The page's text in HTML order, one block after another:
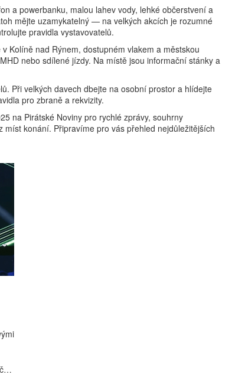
a powerbanku, malou lahev vody, lehké občerstvení a
mějte uzamykatelný — na velkých akcích je rozumné
pravidla vystavovatelů.
Kolíně nad Rýnem, dostupném vlakem a městskou
nebo sdílené jízdy. Na místě jsou informační stánky a
Při velkých davech dbejte na osobní prostor a hlídejte
pro zbraně a rekvizity.
na Pirátské Noviny pro rychlé zprávy, souhrny
konání. Připravíme pro vás přehled nejdůležitějších